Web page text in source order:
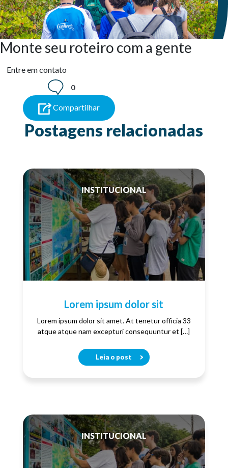
Monte seu roteiro com a gente
Entre em contato
0
Compartilhar
Postagens relacionadas
INSTITUCIONAL
Lorem ipsum dolor sit
Lorem ipsum dolor sit amet. At tenetur officia 33
atque atque nam excepturi consequuntur et […]
Leia o post
INSTITUCIONAL